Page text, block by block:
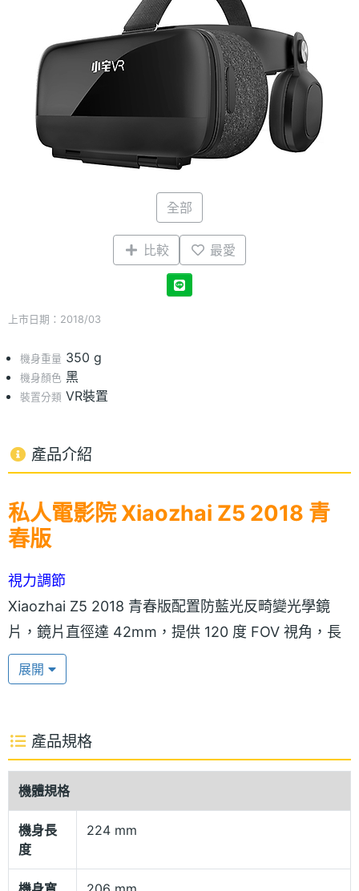
全部
比較 最愛
上市日期：2018/03
機身重量 350 g
機身顏色 黑
裝置分類 VR裝置
產品介紹
私人電影院 Xiaozhai Z5 2018 青
春版
視力調節
Xiaozhai Z5 2018 青春版配置防藍光反畸變光學鏡
片，鏡片直徑達 42mm，提供 120 度 FOV 視角，長
時間配戴也不易感到疲勞，支援瞳距、屈光度雙調節
（瞳距調節 60 - 72mm），利用機身側邊的實體旋
不需配戴眼鏡也能輕鬆享受 VR 體驗。Xiaozhai Z5
2018 青春版機身採用一體式設計，使用 ABS 支架搭
配北歐風格蒙布工藝，具備透氣散熱等特性，用戶可
自由拆卸清潔，頭戴選用親膚性材質布料製成，提高
頭部的包覆效果，改善仰躺時配戴的舒適度。
展開
產品規格
機體規格
機身長
度
224 mm